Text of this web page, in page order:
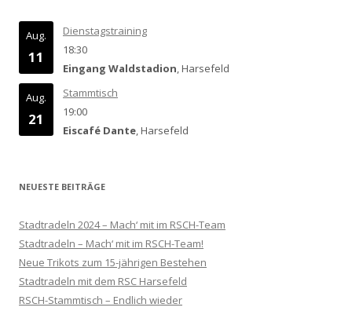
Aug.
11
Dienstagstraining
18:30
Eingang Waldstadion, Harsefeld
Aug.
21
Stammtisch
19:00
Eiscafé Dante, Harsefeld
NEUESTE BEITRÄGE
Stadtradeln 2024 – Mach‘ mit im RSCH-Team
Stadtradeln – Mach‘ mit im RSCH-Team!
Neue Trikots zum 15-jährigen Bestehen
Stadtradeln mit dem RSC Harsefeld
RSCH-Stammtisch – Endlich wieder